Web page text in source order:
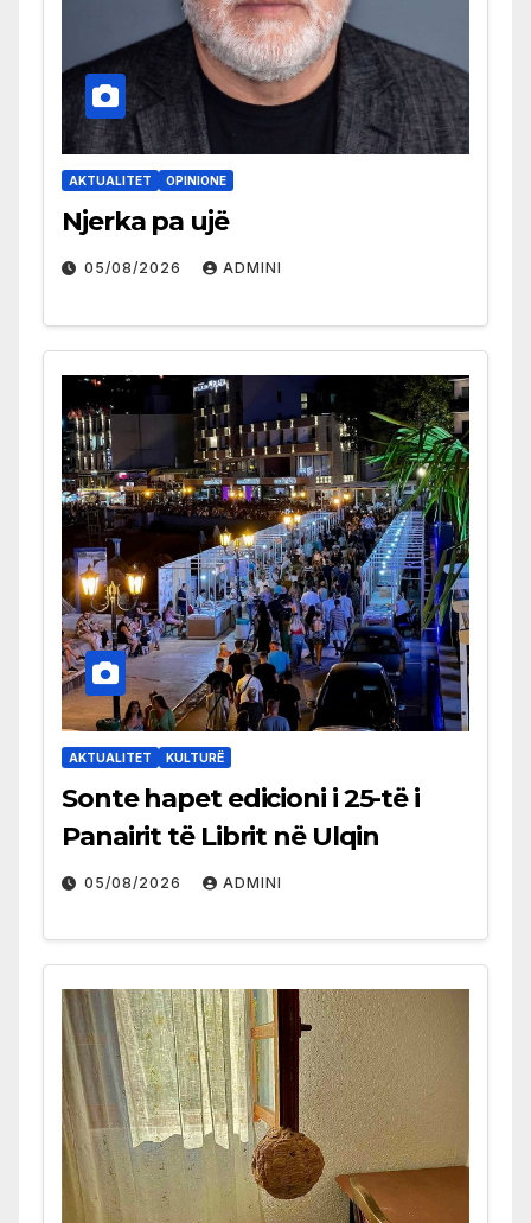
AKTUALITET OPINIONE
Njerka pa ujë
05/08/2026 ADMINI
AKTUALITET KULTURË
Sonte hapet edicioni i 25-të i
Panairit të Librit në Ulqin
05/08/2026 ADMINI